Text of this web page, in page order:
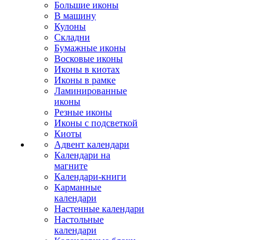
Большие иконы
В машину
Кулоны
Складни
Бумажные иконы
Восковые иконы
Иконы в киотах
Иконы в рамке
Ламинированные
иконы
Резные иконы
Иконы с подсветкой
Киоты
Адвент календари
Календари на
магните
Календари-книги
Карманные
календари
Настенные календари
Настольные
календари